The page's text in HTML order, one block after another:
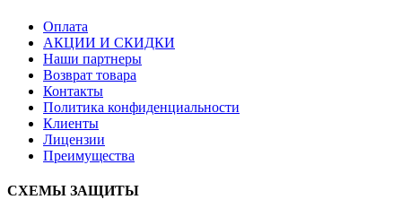
Оплата
АКЦИИ И СКИДКИ
Наши партнеры
Возврат товара
Контакты
Политика конфиденциальности
Клиенты
Лицензии
Преимущества
СХЕМЫ ЗАЩИТЫ